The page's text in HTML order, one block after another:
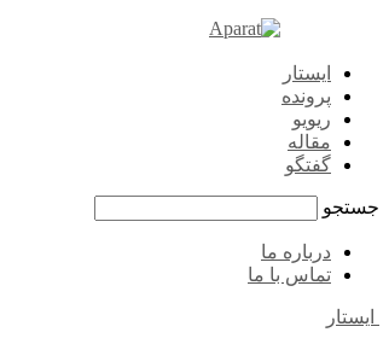
ایستار
پرونده
ریویو
مقاله
گفتگو
جستجو
درباره ما
تماس با ما
ایستار